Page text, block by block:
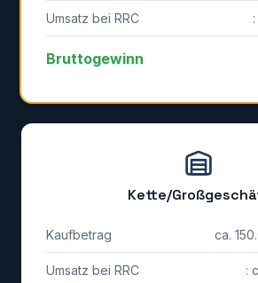
Umsatz bei RRC
Bruttogewinn
Kette/
Kaufbetrag ca.
Umsatz bei RRC :